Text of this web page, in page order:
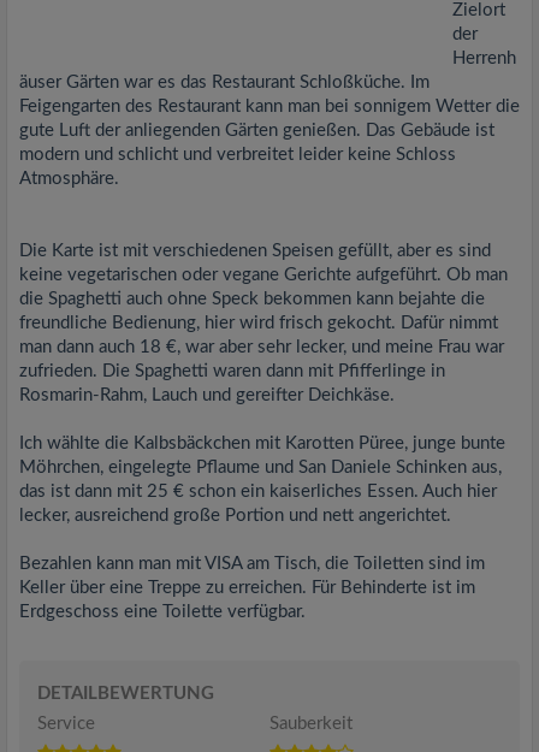
Zielort
der
Herrenh
äuser Gärten war es das Restaurant Schloßküche. Im
Feigengarten des Restaurant kann man bei sonnigem Wetter die
gute Luft der anliegenden Gärten genießen. Das Gebäude ist
modern und schlicht und verbreitet leider keine Schloss
Atmosphäre.
Die Karte ist mit verschiedenen Speisen gefüllt, aber es sind
keine vegetarischen oder vegane Gerichte aufgeführt. Ob man
die Spaghetti auch ohne Speck bekommen kann bejahte die
freundliche Bedienung, hier wird frisch gekocht. Dafür nimmt
man dann auch 18 €, war aber sehr lecker, und meine Frau war
zufrieden. Die Spaghetti waren dann mit Pfifferlinge in
Rosmarin-Rahm, Lauch und gereifter Deichkäse.
Ich wählte die Kalbsbäckchen mit Karotten Püree, junge bunte
Möhrchen, eingelegte Pflaume und San Daniele Schinken aus,
das ist dann mit 25 € schon ein kaiserliches Essen. Auch hier
lecker, ausreichend große Portion und nett angerichtet.
Bezahlen kann man mit VISA am Tisch, die Toiletten sind im
Keller über eine Treppe zu erreichen. Für Behinderte ist im
Erdgeschoss eine Toilette verfügbar.
DETAILBEWERTUNG
Service
Sauberkeit